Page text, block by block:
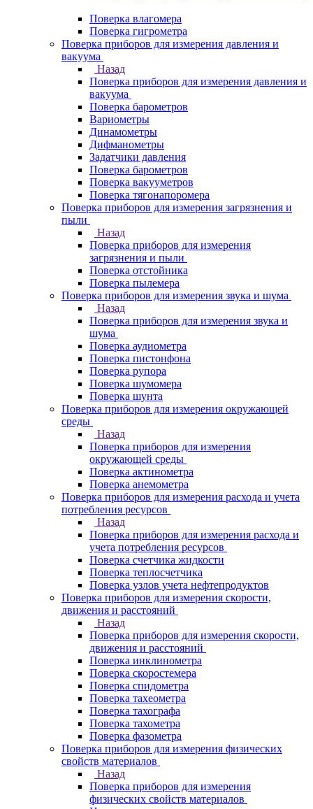
Поверка влагомера
Поверка гигрометра
Поверка приборов для измерения давления и
вакуума
Назад
Поверка приборов для измерения давления и
вакуума
Поверка барометров
Вариометры
Динамометры
Дифманометры
Задатчики давления
Поверка барометров
Поверка вакууметров
Поверка тягонапоромера
Поверка приборов для измерения загрязнения и
пыли
Назад
Поверка приборов для измерения
загрязнения и пыли
Поверка отстойника
Поверка пылемера
Поверка приборов для измерения звука и шума
Назад
Поверка приборов для измерения звука и
шума
Поверка аудиометра
Поверка пистонфона
Поверка рупора
Поверка шумомера
Поверка шунта
Поверка приборов для измерения окружающей
среды
Назад
Поверка приборов для измерения
окружающей среды
Поверка актинометра
Поверка анемометра
Поверка приборов для измерения расхода и учета
потребления ресурсов
Назад
Поверка приборов для измерения расхода и
учета потребления ресурсов
Поверка счетчика жидкости
Поверка теплосчетчика
Поверка узлов учета нефтепродуктов
Поверка приборов для измерения скорости,
движения и расстояний
Назад
Поверка приборов для измерения скорости,
движения и расстояний
Поверка инклинометра
Поверка скоростемера
Поверка спидометра
Поверка тахеометра
Поверка тахографа
Поверка тахометра
Поверка фазометра
Поверка приборов для измерения физических
свойств материалов
Назад
Поверка приборов для измерения
физических свойств материалов